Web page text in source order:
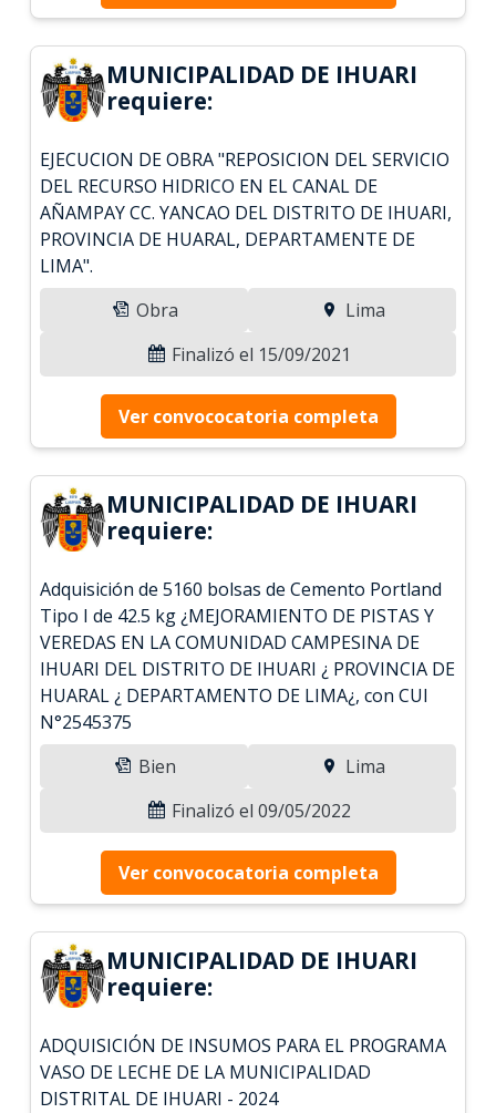
MUNICIPALIDAD DE IHUARI
requiere:
EJECUCION DE OBRA "REPOSICION DEL SERVICIO
DEL RECURSO HIDRICO EN EL CANAL DE
AÑAMPAY CC. YANCAO DEL DISTRITO DE IHUARI,
PROVINCIA DE HUARAL, DEPARTAMENTE DE
LIMA".
Obra
Lima
Finalizó el 15/09/2021
Ver convococatoria completa
MUNICIPALIDAD DE IHUARI
requiere:
Adquisición de 5160 bolsas de Cemento Portland
Tipo I de 42.5 kg ¿MEJORAMIENTO DE PISTAS Y
VEREDAS EN LA COMUNIDAD CAMPESINA DE
IHUARI DEL DISTRITO DE IHUARI ¿ PROVINCIA DE
HUARAL ¿ DEPARTAMENTO DE LIMA¿, con CUI
N°2545375
Bien
Lima
Finalizó el 09/05/2022
Ver convococatoria completa
MUNICIPALIDAD DE IHUARI
requiere:
ADQUISICIÓN DE INSUMOS PARA EL PROGRAMA
VASO DE LECHE DE LA MUNICIPALIDAD
DISTRITAL DE IHUARI - 2024